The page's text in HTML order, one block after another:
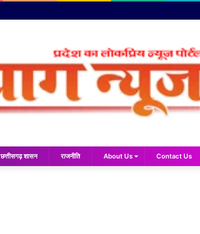
छत्तीसगढ़ शासन राजनीति About Us Contact Us